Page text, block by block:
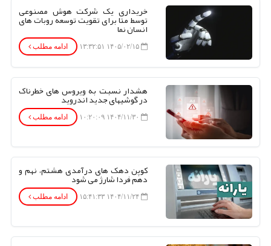
خریداری یک شرکت هوش مصنوعی
توسط متا برای تقویت توسعه روبات های
انسان نما
۱۴۰۵/۰۲/۱۵ ۱۳:۳۲:۵۱ ادامه مطلب
هشدار نسبت به ویروس های خطرناک
در گوشیهای جدید اندروید
ادامه مطلب
کوپن دهک های درآمدی هشتم، نهم و
دهم فردا شارژ می شود
۱۴۰۴/۱۱/۲۴ ۱۵:۴۱:۳۳ ادامه مطلب